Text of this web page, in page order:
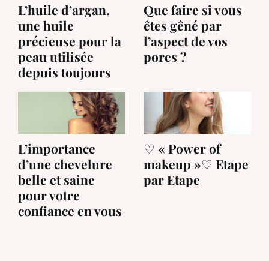
L’huile d’argan,
une huile
précieuse pour la
peau utilisée
depuis toujours
Que faire si vous
êtes gêné par
l’aspect de vos
pores ?
L’importance
d’une chevelure
belle et saine
pour votre
confiance en vous
♡ « Power of
makeup »♡ Etape
par Etape